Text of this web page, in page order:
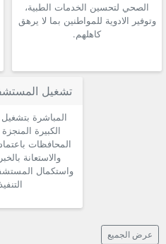
الصحي لتحسين الخدمات الطبية،
وتوفير الادوية للمواطنين بما لا يرهق
كاهلهم.
تشغيل
المباشرة
الكبيرة
المحافظات
والاستعانة
واستكمال
عرض الجميع